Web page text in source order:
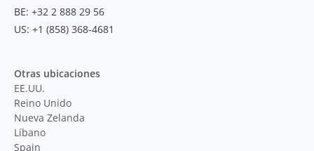
BE: +32 2 888 29 56
US: +1 (858) 368-4681
Otras ubicaciones
EE.UU.
Reino Unido
Nueva Zelanda
Líbano
Spain